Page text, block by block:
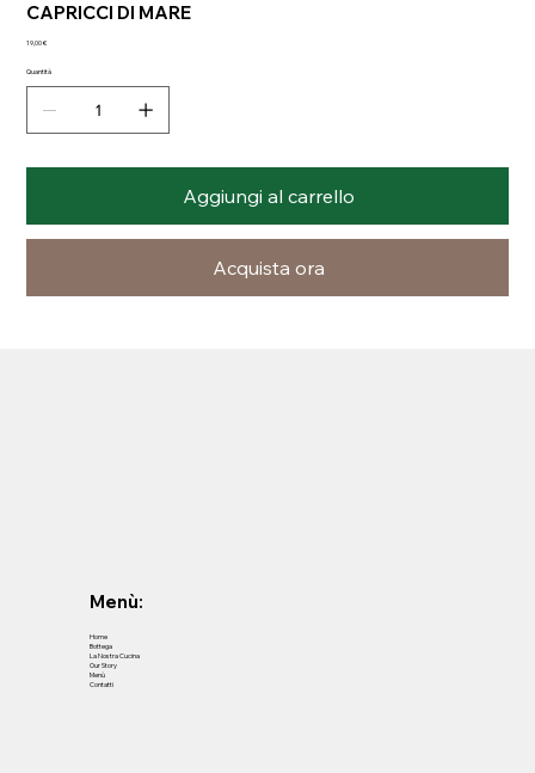
CAPRICCI DI MARE
Prezzo
19,00 €
Quantità
Aggiungi al carrello
Acquista ora
Menù:
Home
Bottega
La Nostra Cucina
Our Story
Menù
Contatti